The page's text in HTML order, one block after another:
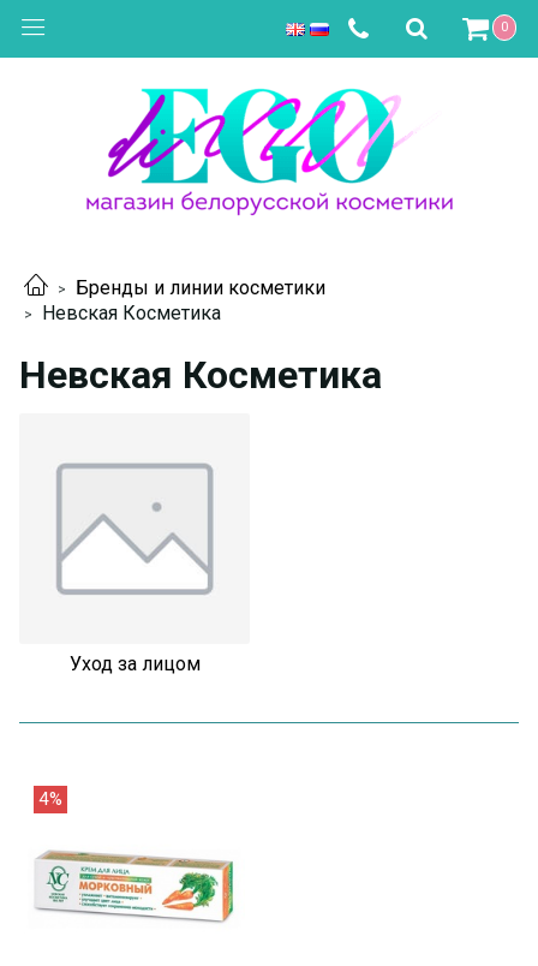
0
Бренды и линии косметики
Невская Косметика
Невская Косметика
Уход за лицом
4%